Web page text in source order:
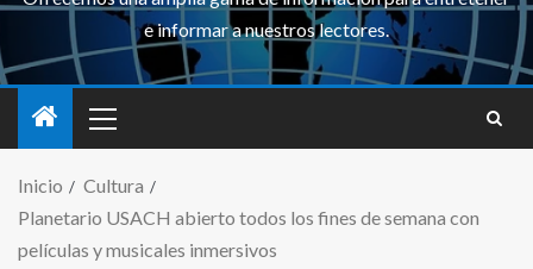
e informar a nuestros lectores.
Inicio
Cultura
Planetario USACH abierto todos los fines de semana con
películas y musicales inmersivos